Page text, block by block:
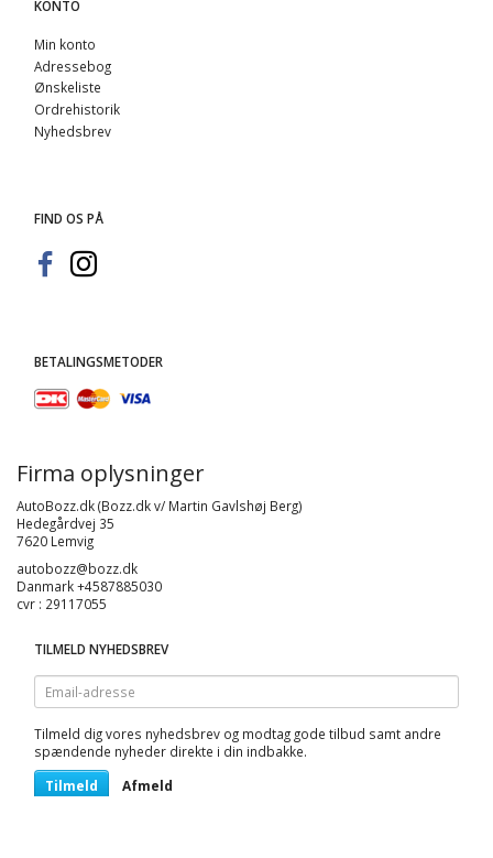
KONTO
Min konto
Adressebog
Ønskeliste
Ordrehistorik
Nyhedsbrev
FIND OS PÅ
BETALINGSMETODER
Firma oplysninger
AutoBozz.dk (Bozz.dk v/ Martin Gavlshøj Berg)
Hedegårdvej 35
7620 Lemvig
autobozz@bozz.dk
Danmark +4587885030
cvr : 29117055
TILMELD NYHEDSBREV
Email-
adresse
Tilmeld dig vores nyhedsbrev og modtag gode tilbud samt andre
spændende nyheder direkte i din indbakke.
Tilmeld Afmeld